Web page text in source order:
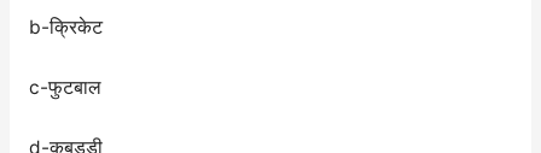
b-क्रिकेट
c-फुटबाल
d-कबड्डी